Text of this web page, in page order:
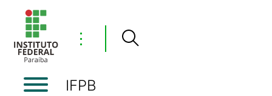
⋮
IFPB